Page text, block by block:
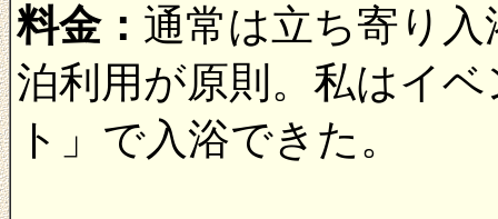
料金： 通常は立ち寄り
泊利用が原則。私はイ
ト」で入浴できた。